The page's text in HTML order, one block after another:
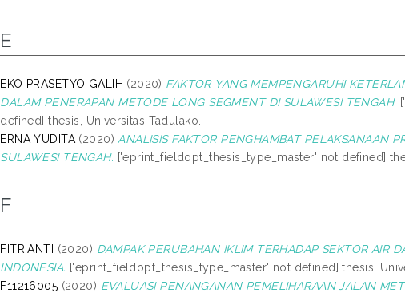
E
EKO PRASETYO GALIH (2020) FAKTOR YANG MEMPENGARUHI
DALAM PENERAPAN METODE LONG SEGMENT DI SULAWESI TENGAH.
defined] thesis, Universitas Tadulako.
ERNA YUDITA (2020) ANALISIS FAKTOR PENGHAMBAT PELAKSANAAN
SULAWESI TENGAH. ['eprint_fieldopt_thesis_type_master' not defined]
F
FITRIANTI (2020) DAMPAK PERUBAHAN IKLIM TERHADAP SEKTOR AIR
INDONESIA. ['eprint_fieldopt_thesis_type_master' not defined] thesis,
F11216005 (2020) EVALUASI PENANGANAN PEMELIHARAAN JALAN